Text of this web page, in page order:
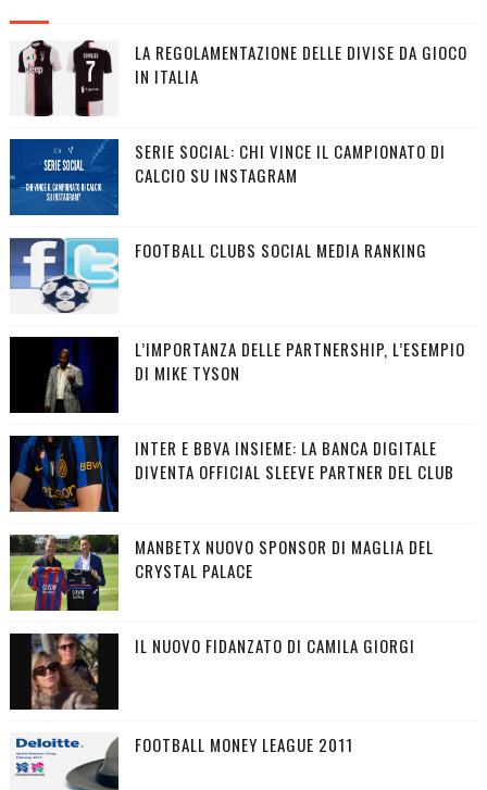
LA REGOLAMENTAZIONE DELLE DIVISE DA GIOCO
IN ITALIA
SERIE SOCIAL: CHI VINCE IL CAMPIONATO DI
CALCIO SU INSTAGRAM
FOOTBALL CLUBS SOCIAL MEDIA RANKING
L’IMPORTANZA DELLE PARTNERSHIP, L’ESEMPIO
DI MIKE TYSON
INTER E BBVA INSIEME: LA BANCA DIGITALE
DIVENTA OFFICIAL SLEEVE PARTNER DEL CLUB
MANBETX NUOVO SPONSOR DI MAGLIA DEL
CRYSTAL PALACE
IL NUOVO FIDANZATO DI CAMILA GIORGI
FOOTBALL MONEY LEAGUE 2011